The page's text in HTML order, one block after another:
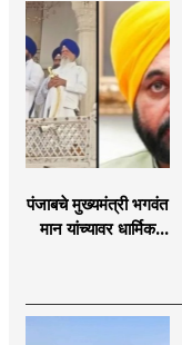
प्रत्यारोप
पंजाबचे मुख्यमंत्री भगवंत
मान यांच्यावर धार्मिक
खळबळ